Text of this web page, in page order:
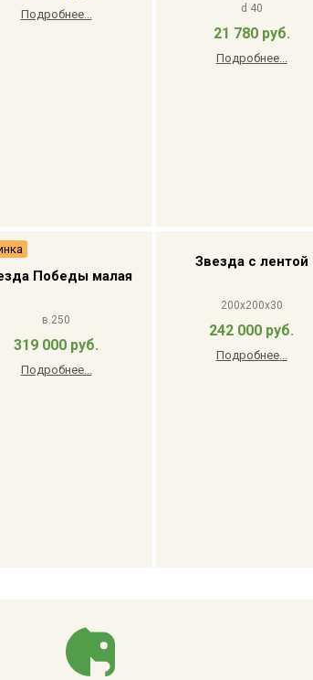
Подробнее... d 40
21 780 руб.
Подробнее...
Победы малая
в.250
319 000 руб.
Подробнее...
Звезда с лентой
200x200x30
242 000 руб.
Подробнее...